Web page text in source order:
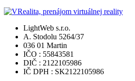
LightWeb s.r.o.
A. Stodolu 5264/37
036 01 Martin
IČO : 55843581
DIČ : 2122105986
IČ DPH : SK2122105986